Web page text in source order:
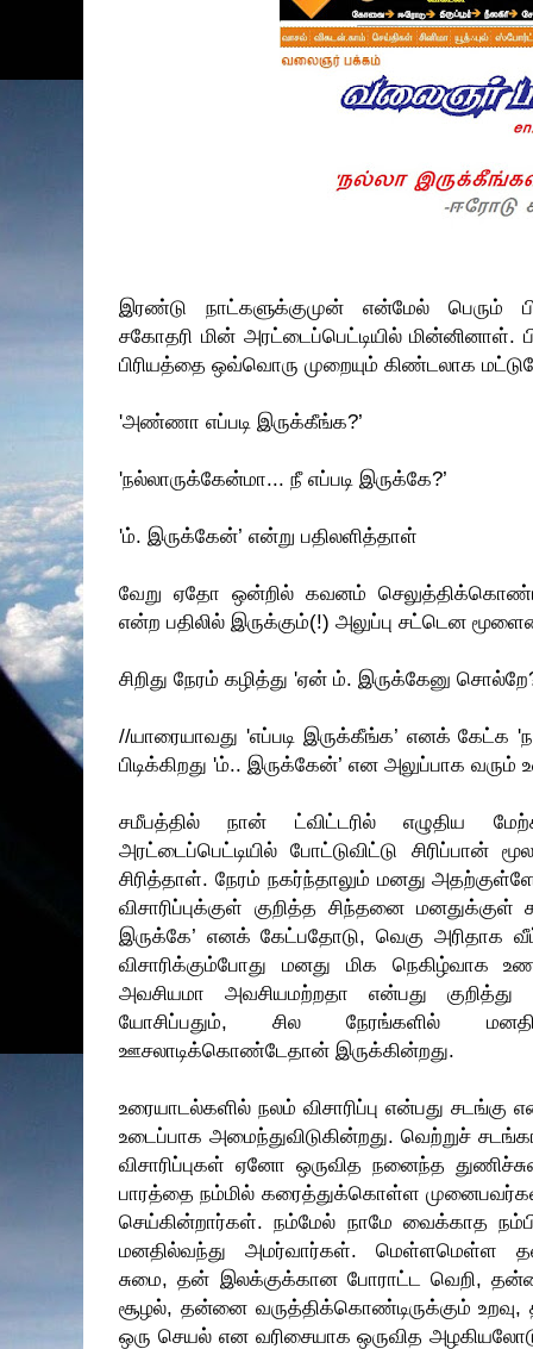
இரண்டு நாட்களுக்குமுன் என்மேல் பெரும்
சகோதரி மின் அரட்டைப்பெட்டியில் மின்னினாள்.
பிரியத்தை ஒவ்வொரு முறையும் கிண்டலாக
'அண்ணா எப்படி இருக்கீங்க?’
'நல்லாருக்கேன்மா... நீ எப்படி இருக்கே?’
'ம். இருக்கேன்’ என்று பதிலளித்தாள்
வேறு ஏதோ ஒன்றில் கவனம்
என்ற பதிலில் இருக்கும்(!) அலுப்பு சட்டென
சிறிது நேரம் கழித்து 'ஏன் ம். இருக்கேனு
//யாரையாவது 'எப்படி இருக்கீங்க’ எனக் கேட்க
பிடிக்கிறது 'ம்.. இருக்கேன்’ என அலுப்பாக வரும்
சமீபத்தில் நான் ட்விட்டரில் எழுதிய
அரட்டைப்பெட்டியில் போட்டுவிட்டு சிரிப்பான்
சிரித்தாள். நேரம் நகர்ந்தாலும் மனது
விசாரிப்புக்குள் குறித்த சிந்தனை மனதுக்குள்
இருக்கே’ எனக் கேட்பதோடு, வெகு அரிதாக
விசாரிக்கும்போது மனது மிக நெகிழ்வாக
அவசியமா அவசியமற்றதா என்பது குறித்து
யோசிப்பதும், சில நேரங்களில்
ஊசலாடிக்கொண்டேதான் இருக்கின்றது.
உரையாடல்களில் நலம் விசாரிப்பு என்பது
உடைப்பாக அமைந்துவிடுகின்றது. வெற்றுச்
விசாரிப்புகள் ஏனோ ஒருவித நனைந்த
பாரத்தை நம்மில் கரைத்துக்கொள்ள
செய்கின்றார்கள். நம்மேல் நாமே வைக்காத
மனதில்வந்து அமர்வார்கள். மெள்ளமெள்ள
சுமை, தன் இலக்குக்கான போராட்ட வெறி,
சூழல், தன்னை வருத்திக்கொண்டிருக்கும்
ஒரு செயல் என வரிசையாக ஒருவித